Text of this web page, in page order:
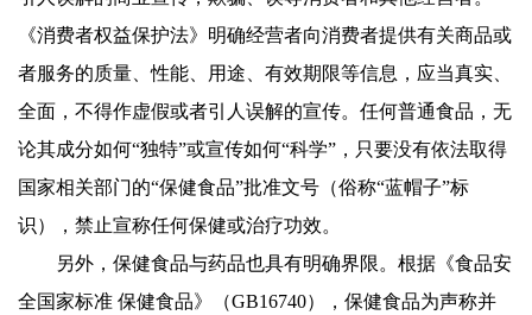
《消费者权益保护法》明确经营者向消费者提供有关商品或
者服务的质量、性能、用途、有效期限等信息，应当真实、
全面，不得作虚假或者引人误解的宣传。任何普通食品，无
论其成分如何“独特”或宣传如何“科学”，只要没有依法取得
国家相关部门的“保健食品”批准文号（俗称“蓝帽子”标
识），禁止宣称任何保健或治疗功效。
另外，保健食品与药品也具有明确界限。根据《食品安
全国家标准 保健食品》（GB16740），保健食品为声称并